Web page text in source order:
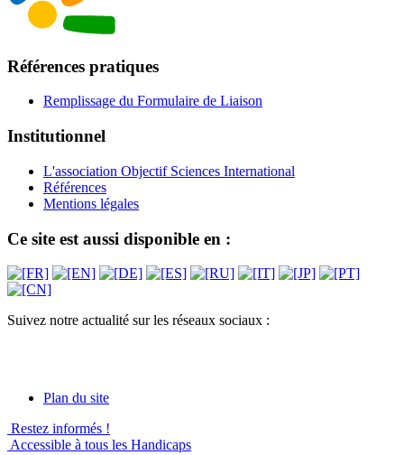
Références pratiques
Remplissage du Formulaire de Liaison
Institutionnel
L'association Objectif Sciences International
Références
Mentions légales
Ce site est aussi disponible en :
Suivez notre actualité sur les réseaux sociaux :
Plan du site
Restez informés !
Accessible à tous les Handicaps